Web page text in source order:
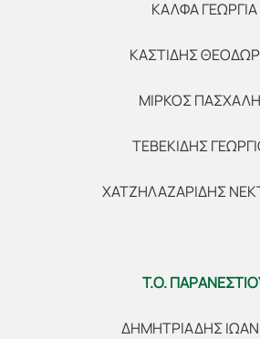
ΚΑΛΦΑ ΓΕΩΡΓΙΑ
ΚΑΣΤΙΔΗΣ
ΜΙΡΚΟΣ
ΤΕΒΕΚΙΔΗΣ
ΧΑΤΖΗΛΑΖΑΡΙΔΗΣ
Τ.Ο.
ΔΗΜΗΤΡΙΑΔΗΣ